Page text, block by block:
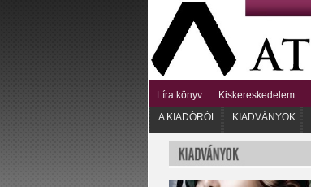
Líra könyv Kiskereskedelem
A KIADÓRÓL
KIADVÁNYOK